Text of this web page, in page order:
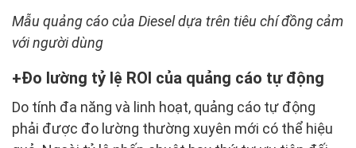
Mẫu quảng cáo của Diesel dựa trên tiêu chí đồng cảm
với người dùng
Đo lường tỷ lệ ROI của quảng cáo tự động
Do tính đa năng và linh hoạt, quảng cáo tự động
phải được đo lường thường xuyên mới có thể hiệu